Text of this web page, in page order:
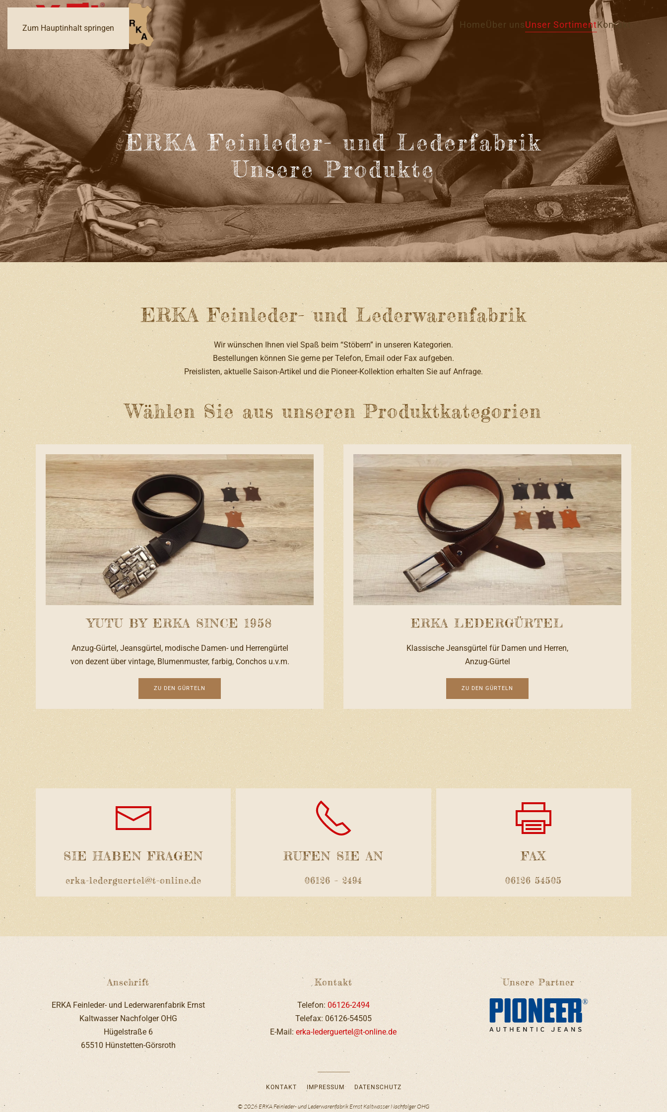
Zum Hauptinhalt springen HomeÜber unsUnser SortimentKontakt
ERKA Feinleder- und Lederfabrik
Unsere Produkte
ERKA Feinleder- und Lederwarenfabrik
Wir wünschen Ihnen viel Spaß beim “Stöbern” in unseren Kategorien.
Bestellungen können Sie gerne per Telefon, Email oder Fax aufgeben.
Preislisten, aktuelle Saison-Artikel und die Pioneer-Kollektion erhalten Sie auf Anfrage.
Wählen Sie aus unseren Produktkategorien
YUTU BY ERKA SINCE 1958
Anzug-Gürtel, Jeansgürtel, modische Damen- und Herrengürtel
von dezent über vintage, Blumenmuster, farbig, Conchos u.v.m.
ZU DEN GÜRTELN
ERKA LEDERGÜRTEL
Klassische Jeansgürtel für Damen und Herren,
Anzug-Gürtel
ZU DEN GÜRTELN
SIE HABEN FRAGEN
erka-lederguertel@t-online.de
RUFEN SIE AN
06126 – 2494
FAX
06126 54505
Anschrift
ERKA Feinleder- und Lederwarenfabrik Ernst
Kaltwasser Nachfolger OHG
Hügelstraße 6
65510 Hünstetten-Görsroth
Kontakt
Telefon: 06126-2494
Telefax: 06126-54505
E-Mail:erka-lederguertel@t-online.de
Unsere Partner
KONTAKT IMPRESSUM DATENSCHUTZ
© 2026 ERKA Feinleder- und Lederwarenfabrik Ernst Kaltwasser Nachfolger OHG